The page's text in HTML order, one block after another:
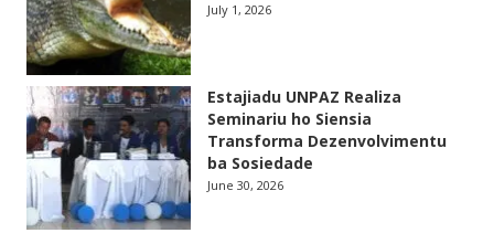
July 1, 2026
Estajiadu UNPAZ Realiza
Seminariu ho Siensia
Transforma Dezenvolvimentu
ba Sosiedade
June 30, 2026